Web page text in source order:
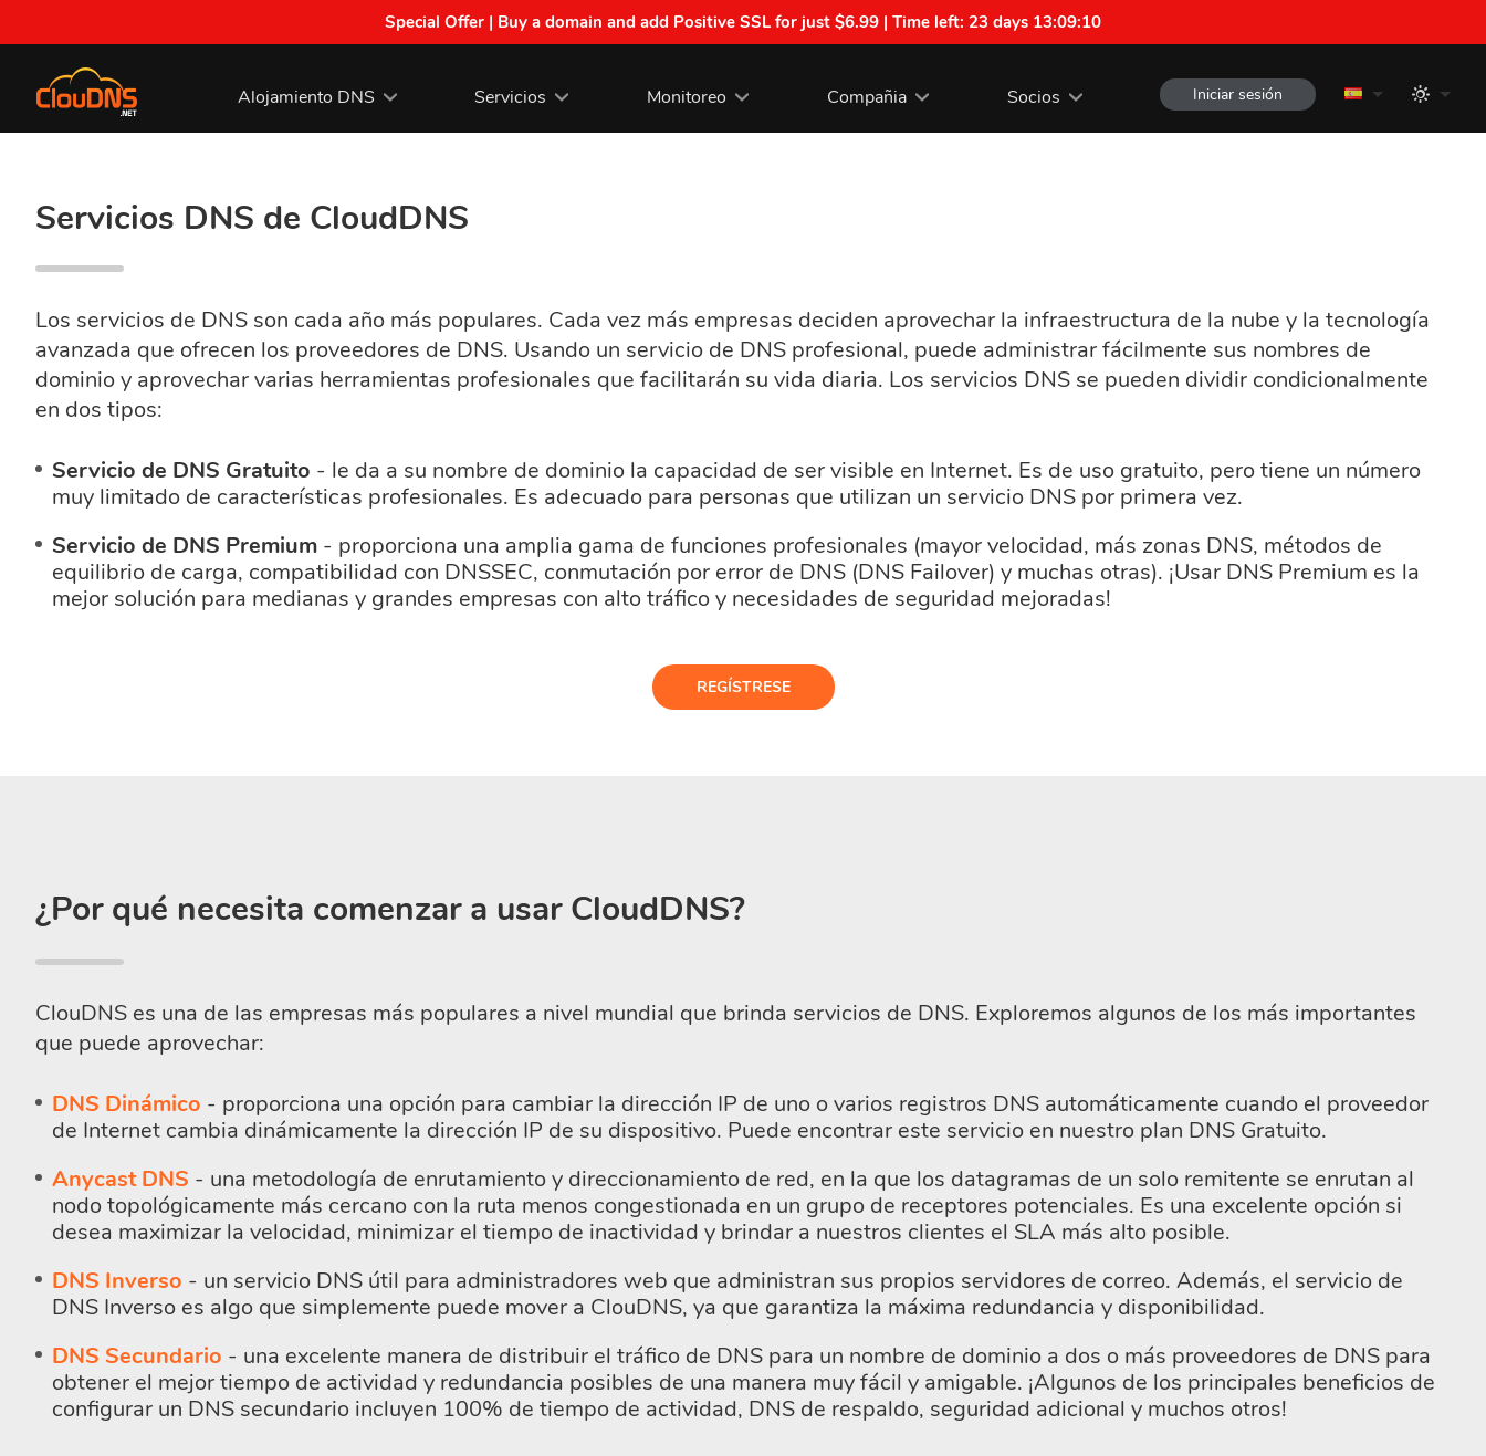
Special Offer | Buy a domain and add Positive SSL for just $6.99 | Time left: 23 days 13:09:09
Alojamiento DNS Servicios Monitoreo Compañia Socios Iniciar sesión
Servicios DNS de CloudDNS
Los servicios de DNS son cada año más populares. Cada vez más empresas deciden aprovechar la infraestructura de la nube y la tecnología
avanzada que ofrecen los proveedores de DNS. Usando un servicio de DNS profesional, puede administrar fácilmente sus nombres de
dominio y aprovechar varias herramientas profesionales que facilitarán su vida diaria. Los servicios DNS se pueden dividir condicionalmente
en dos tipos:
Servicio de DNS Gratuito - le da a su nombre de dominio la capacidad de ser visible en Internet. Es de uso gratuito, pero tiene un número
muy limitado de características profesionales. Es adecuado para personas que utilizan un servicio DNS por primera vez.
Servicio de DNS Premium - proporciona una amplia gama de funciones profesionales (mayor velocidad, más zonas DNS, métodos de
equilibrio de carga, compatibilidad con DNSSEC, conmutación por error de DNS (DNS Failover) y muchas otras). ¡Usar DNS Premium es la
mejor solución para medianas y grandes empresas con alto tráfico y necesidades de seguridad mejoradas!
REGÍSTRESE
¿Por qué necesita comenzar a usar CloudDNS?
ClouDNS es una de las empresas más populares a nivel mundial que brinda servicios de DNS. Exploremos algunos de los más importantes
que puede aprovechar:
DNS Dinámico - proporciona una opción para cambiar la dirección IP de uno o varios registros DNS automáticamente cuando el proveedor
de Internet cambia dinámicamente la dirección IP de su dispositivo. Puede encontrar este servicio en nuestro plan DNS Gratuito.
Anycast DNS - una metodología de enrutamiento y direccionamiento de red, en la que los datagramas de un solo remitente se enrutan al
nodo topológicamente más cercano con la ruta menos congestionada en un grupo de receptores potenciales. Es una excelente opción si
desea maximizar la velocidad, minimizar el tiempo de inactividad y brindar a nuestros clientes el SLA más alto posible.
DNS Inverso - un servicio DNS útil para administradores web que administran sus propios servidores de correo. Además, el servicio de
DNS Inverso es algo que simplemente puede mover a ClouDNS, ya que garantiza la máxima redundancia y disponibilidad.
DNS Secundario - una excelente manera de distribuir el tráfico de DNS para un nombre de dominio a dos o más proveedores de DNS para
obtener el mejor tiempo de actividad y redundancia posibles de una manera muy fácil y amigable. ¡Algunos de los principales beneficios de
configurar un DNS secundario incluyen 100% de tiempo de actividad, DNS de respaldo, seguridad adicional y muchos otros!